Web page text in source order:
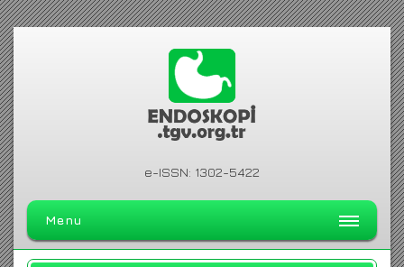
e-ISSN: 1302-5422
Menu
ANA SAYFA